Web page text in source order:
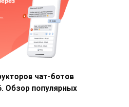
чат-ботов
Обзор популярных